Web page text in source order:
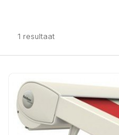
1 resultaat